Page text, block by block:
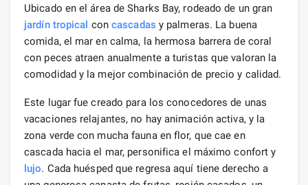
Ubicado en el área de Sharks Bay, rodeado de un gran
jardín tropical con cascadas y palmeras. La buena
comida, el mar en calma, la hermosa barrera de coral
con peces atraen anualmente a turistas que valoran la
comodidad y la mejor combinación de precio y calidad.
Este lugar fue creado para los conocedores de unas
vacaciones relajantes, no hay animación activa, y la
zona verde con mucha fauna en flor, que cae en
cascada hacia el mar, personifica el máximo confort y
lujo. Cada huésped que regresa aquí tiene derecho a